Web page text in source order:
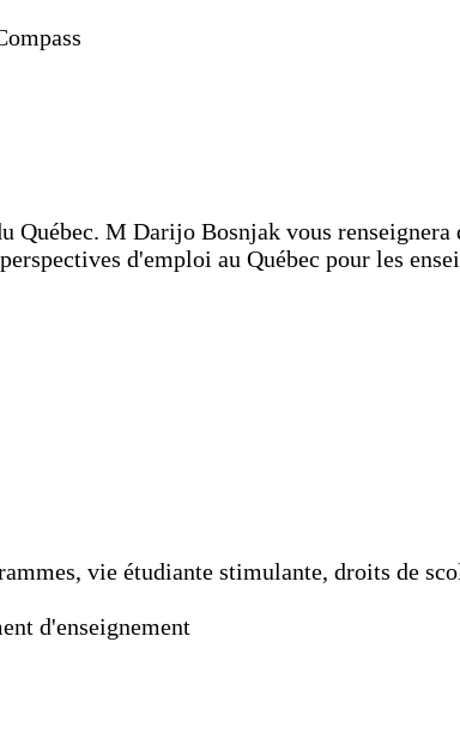
Québec. M Darijo Bosnjak vous
d'emploi au Québec pour les
vie étudiante stimulante, droits de
d'enseignement